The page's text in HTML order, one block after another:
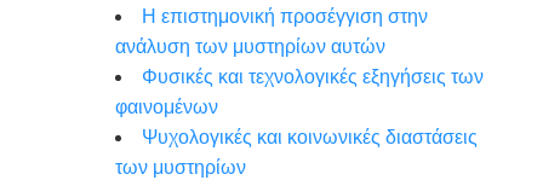
Η επιστημονική προσέγγιση στην
ανάλυση των μυστηρίων αυτών
Φυσικές και τεχνολογικές εξηγήσεις των
φαινομένων
Ψυχολογικές και κοινωνικές διαστάσεις
των μυστηρίων